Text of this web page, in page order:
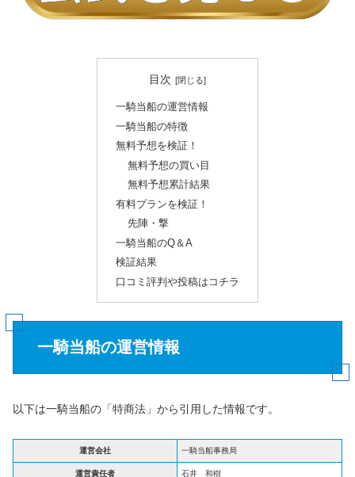
目次
一騎当船の運営情報
一騎当船の特徴
無料予想を検証！
無料予想の買い目
無料予想累計結果
有料プランを検証！
先陣・撃
一騎当船のQ＆A
検証結果
口コミ評判や投稿はコチラ
一騎当船の運営情報
以下は一騎当船の「特商法」から引用した情報です。
運営会社 一騎当船事務局
運営責任者 石井 和樹